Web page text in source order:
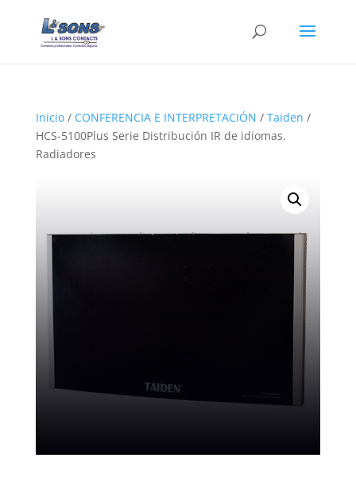
Inicio/ CONFERENCIA E INTERPRETACIÓN / Taiden /
HCS-5100Plus Serie Distribución IR de idiomas.
Radiadores